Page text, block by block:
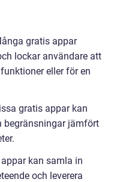
gratis appar
lockar användare att
eller för en
gratis appar kan
begränsningar jämfört
kan samla in
och leverera